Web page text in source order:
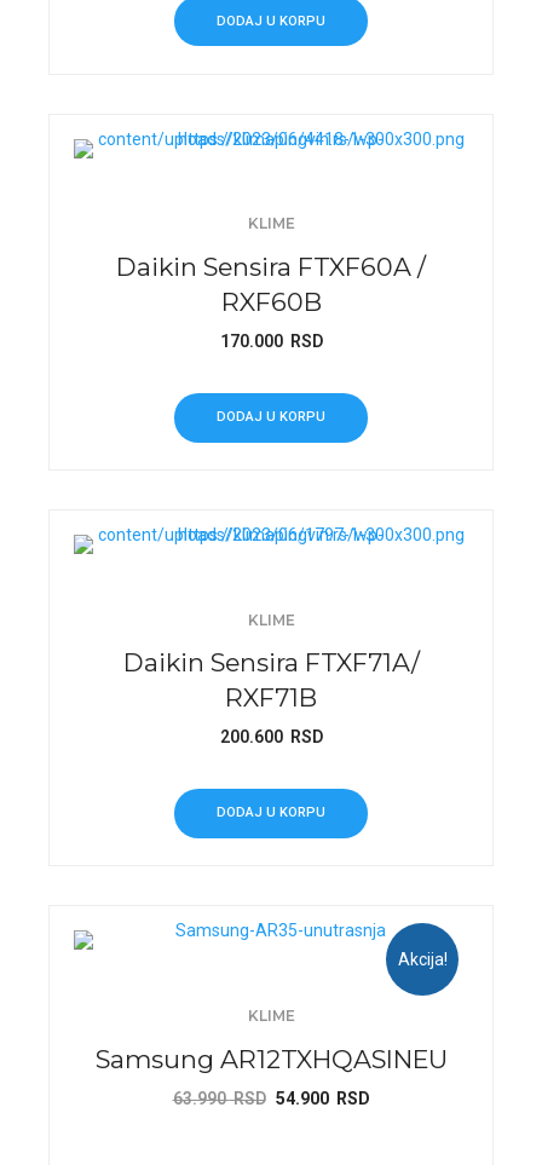
DODAJ U KORPU
KLIME
Daikin Sensira FTXF60A /
RXF60B
170.000 RSD
DODAJ U KORPU
KLIME
Daikin Sensira FTXF71A/
RXF71B
200.600 RSD
DODAJ U KORPU
Akcija!
KLIME
Samsung AR12TXHQASINEU
63.990RSD Originalna
54.900 RSDTrenutna